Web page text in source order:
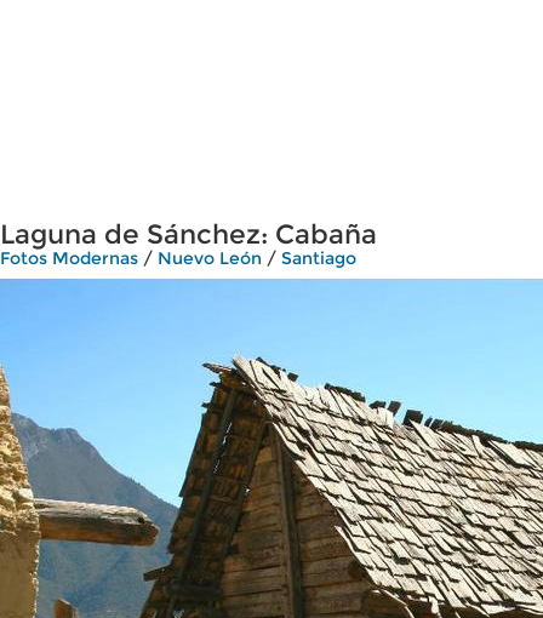
Laguna de Sánchez: Cabaña
Fotos Modernas / Nuevo León / Santiago